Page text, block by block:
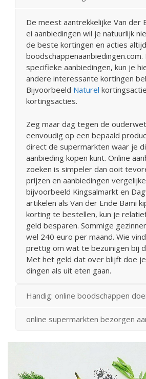
De meest aantrekkelijke Van der
ei aanbiedingen wil je natuurlijk
de beste kortingen en acties
specifieke aanbiedingen, kun je
andere interessante kortingen
Bijvoorbeeld Naturel
kortingsacties.
Zeg maar dag tegen de
eenvoudig op een bepaald
direct de supermarkten waar je
aanbieding kopen kunt. Online
zoeken is simpeler dan ooit
prijzen en aanbiedingen
bijvoorbeeld Kingsalmarkt en
artikelen als Van der Ende Bami
korting te bestellen, kun je
geld besparen. Sommige
wel 240 euro per maand. Wie
prettig om wat te bezuinigen bij
Met het geld dat over blijft doe
dingen als uit eten gaan.
Handig: online boodschappen
online supermarkten bezorgen